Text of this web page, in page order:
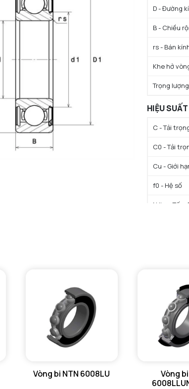
D - Đường
B - Chiều
rs - Bán
Khe hở
Trọng lượng
HIỆU
C - Tải
C0 - Tải
Cu - Giới
f0 - Hệ số
N lim - Tốc
GIỚI HẠN
da min -
Da max -
ra max -
Vòng bi NTN 6008LU
Vòng